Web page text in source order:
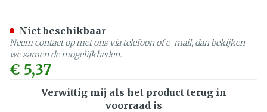
€ 5,37
Verwittig mij als het product terug in
voorraad is
Niet beschikbaar
Neem contact op met ons via telefoon of e-mail, dan bekijken
we samen de mogelijkheden.